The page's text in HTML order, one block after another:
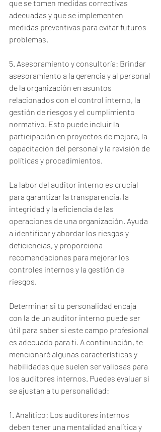
que se tomen medidas correctivas
adecuadas y que se implementen
medidas preventivas para evitar futuros
problemas.
5. Asesoramiento y consultoría: Brindar
asesoramiento a la gerencia y al personal
de la organización en asuntos
relacionados con el control interno, la
gestión de riesgos y el cumplimiento
normativo. Esto puede incluir la
participación en proyectos de mejora, la
capacitación del personal y la revisión de
políticas y procedimientos.
La labor del auditor interno es crucial
para garantizar la transparencia, la
integridad y la eficiencia de las
operaciones de una organización. Ayuda
a identificar y abordar los riesgos y
deficiencias, y proporciona
recomendaciones para mejorar los
controles internos y la gestión de
riesgos.
Determinar si tu personalidad encaja
con la de un auditor interno puede ser
útil para saber si este campo profesional
es adecuado para ti. A continuación, te
mencionaré algunas características y
habilidades que suelen ser valiosas para
los auditores internos. Puedes evaluar si
se ajustan a tu personalidad:
1. Analítico: Los auditores internos
deben tener una mentalidad analítica y